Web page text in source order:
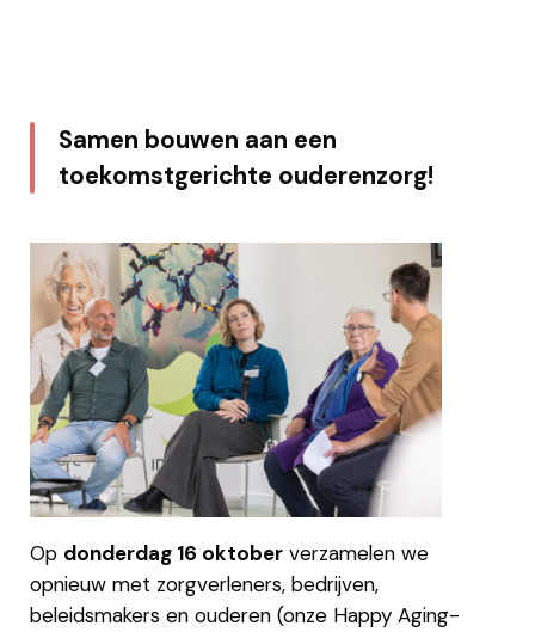
Samen bouwen aan een
toekomstgerichte ouderenzorg!
Op donderdag 16 oktober verzamelen we
opnieuw met zorgverleners, bedrijven,
beleidsmakers en ouderen (onze Happy Aging-